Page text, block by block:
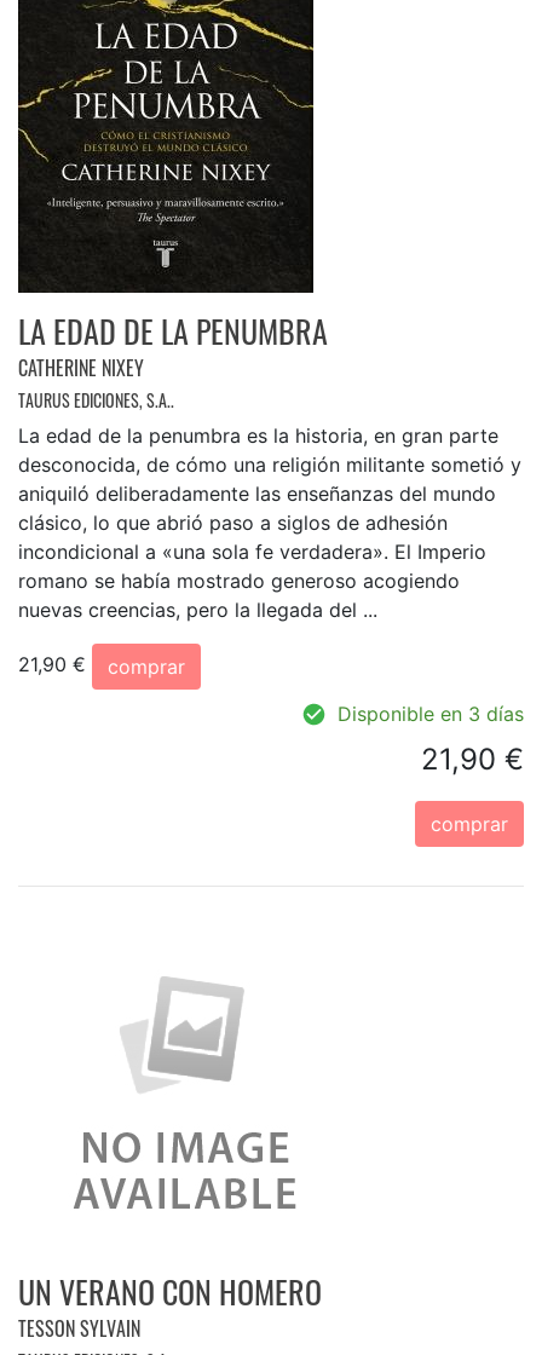
LA EDAD DE LA PENUMBRA
CATHERINE NIXEY
TAURUS EDICIONES, S.A..
La edad de la penumbra es la historia, en gran parte
desconocida, de cómo una religión militante sometió y
aniquiló deliberadamente las enseñanzas del mundo
clásico, lo que abrió paso a siglos de adhesión
incondicional a «una sola fe verdadera». El Imperio
romano se había mostrado generoso acogiendo
nuevas creencias, pero la llegada del ...
21,90 €
comprar
Disponible en 3 días
21,90 €
comprar
UN VERANO CON HOMERO
TESSON SYLVAIN